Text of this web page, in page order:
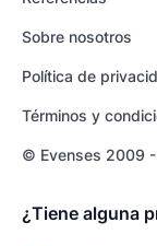
Sobre nosotros
Política de
Términos y
© Evenses 2009
¿Tiene alguna